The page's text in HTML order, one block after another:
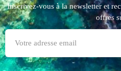
Inscrivez-vous à la newsletter et
offres